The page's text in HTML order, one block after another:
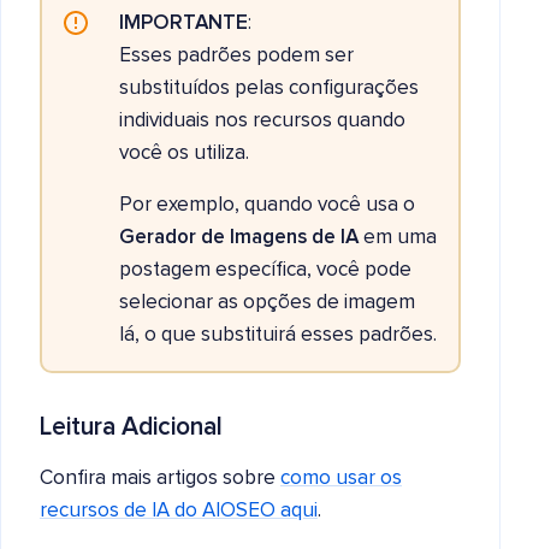
IMPORTANTE:
Esses padrões podem ser
substituídos pelas configurações
individuais nos recursos quando
você os utiliza.
Por exemplo, quando você usa o
Gerador de Imagens de IAem uma
postagem específica, você pode
selecionar as opções de imagem
lá, o que substituirá esses padrões.
Leitura Adicional
Confira mais artigos sobre como usar os
recursos de IA do AIOSEO aqui.